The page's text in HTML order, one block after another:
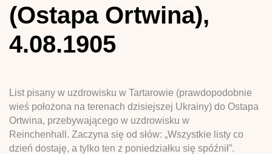
(Ostapa Ortwina),
4.08.1905
List pisany w uzdrowisku w Tartarowie (prawdopodobnie
wieś położona na terenach dzisiejszej Ukrainy) do Ostapa
Ortwina, przebywającego w uzdrowisku w
Reinchenhall. Zaczyna się od słów: „Wszystkie listy co
dzień dostaję, a tylko ten z poniedziałku się spóźnił”.